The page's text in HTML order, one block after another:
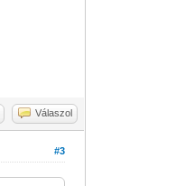
Válaszol
#3